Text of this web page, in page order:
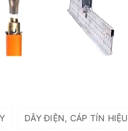
DÂY ĐIỆN, CÁP TÍN HIỆU